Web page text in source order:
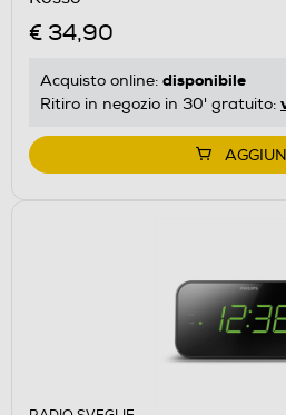
€ 34,90
Acquisto online: disponibile
Ritiro in negozio in 30' gratuito: